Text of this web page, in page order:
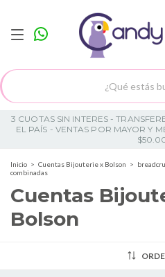
3 CUOTAS SIN INTERES -
EL PAÍS - VENTAS POR MAYOR Y
Inicio > Cuentas Bijouterie x Bolson >
combinadas
Cuentas
Bolson